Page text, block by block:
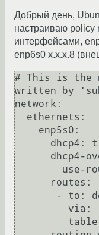
Добрый день,
настраиваю policy
интерфейсами,
enp6s0 x.x.x.8
# This is the
written by
network: